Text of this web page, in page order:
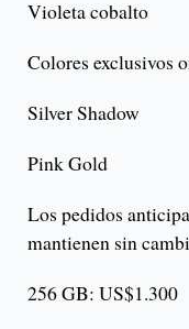
Violeta cobalto
Colores exclusivos
Silver Shadow
Pink Gold
Los pedidos
mantienen sin
256 GB: US$1.300